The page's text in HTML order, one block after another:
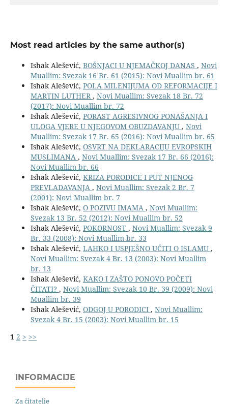
Most read articles by the same author(s)
Ishak Alešević, BOŠNJACI U NJEMAČKOJ DANAS , Novi
Muallim: Svezak 16 Br. 61 (2015): Novi Muallim br. 61
Ishak Alešević, POLA MILENIJUMA OD REFORMACIJE I
MARTIN LUTHER, Novi Muallim: Svezak 18 Br. 72
(2017): Novi Muallim br. 72
Ishak Alešević, PORAST AGRESIVNOG PONAŠANJA I
ULOGA VJERE U NJEGOVOM OBUZDAVANJU , Novi
Muallim: Svezak 17 Br. 65 (2016): Novi Muallim br. 65
Ishak Alešević, OSVRT NA DEKLARACIJU EVROPSKIH
MUSLIMANA , Novi Muallim: Svezak 17 Br. 66 (2016):
Novi Muallim br. 66
Ishak Alešević, KRIZA PORODICE I PUT NJENOG
PREVLADAVANJA , Novi Muallim: Svezak 2 Br. 7
(2001): Novi Muallim br. 7
Ishak Alešević, O POZIVU IMAMA , Novi Muallim:
Svezak 13 Br. 52 (2012): Novi Muallim br. 52
Ishak Alešević, POKORNOST , Novi Muallim: Svezak 9
Br. 33 (2008): Novi Muallim br. 33
Ishak Alešević, LAHKO I USPJEŠNO UČITI O ISLAMU ,
Novi Muallim: Svezak 4 Br. 13 (2003): Novi Muallim
br. 13
Ishak Alešević, KAKO I ZAŠTO PONOVO POČETI
ČITATI? , Novi Muallim: Svezak 10 Br. 39 (2009): Novi
Muallim br. 39
Ishak Alešević, ODGOJ U PORODICI , Novi Muallim:
Svezak 4 Br. 15 (2003): Novi Muallim br. 15
1 2 > >>
INFORMACIJE
Za čitatelje